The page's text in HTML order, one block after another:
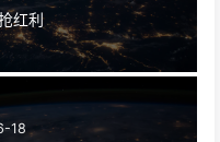
红利
18